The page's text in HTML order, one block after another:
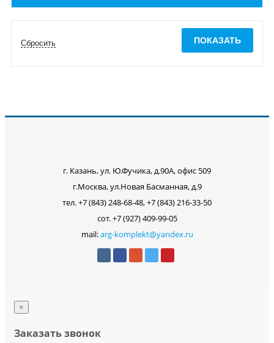
г. Казань, ул. Ю.Фучика, д.90А, офис 509
г.Москва, ул.Новая Басманная, д.9
тел. +7 (843) 248-68-48, +7 (843) 216-33-50
сот. +7 (927) 409-99-05
mail:arg-komplekt@yandex.ru
×
Заказать звонок